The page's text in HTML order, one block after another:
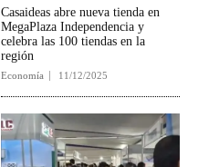
Casaideas abre nueva tienda en
MegaPlaza Independencia y
celebra las 100 tiendas en la
región
Economía 11/12/2025